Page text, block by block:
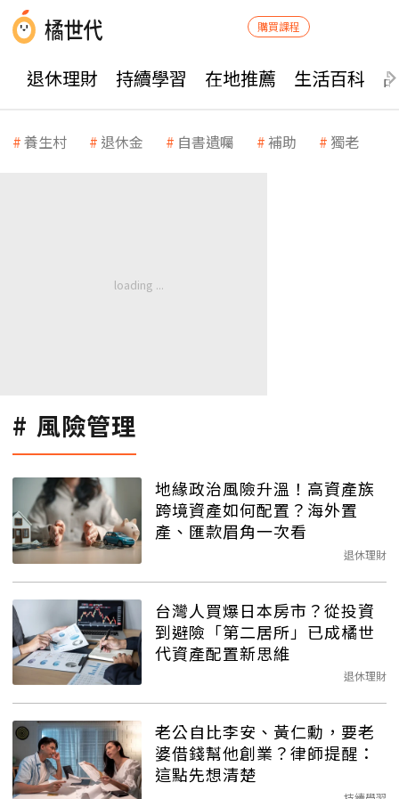
購買課程
退休理財 持續學習 在地推薦 生活百科
養生村 退休金 自書遺囑 補助 獨老
風險管理
地緣政治風險升溫！高資產族
跨境資產如何配置？海外置
產、匯款眉角一次看
退休理財
台灣人買爆日本房市？從投資
到避險「第二居所」已成橘世
代資產配置新思維
退休理財
老公自比李安、黃仁勳，要老
婆借錢幫他創業？律師提醒：
這點先想清楚